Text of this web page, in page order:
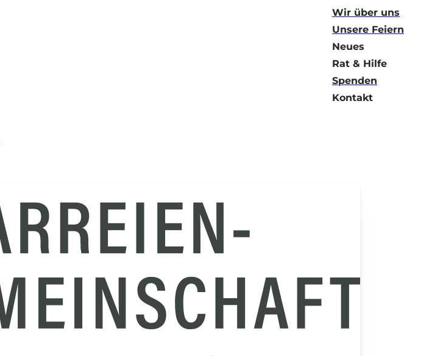
Wir über uns
Unsere Feiern
Neues
Rat & Hilfe
Spenden
Kontakt